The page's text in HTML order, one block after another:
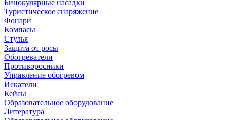
Бинокулярные насадки
Туристическое снаряжение
Фонари
Компасы
Стулья
Защита от росы
Обогреватели
Противоросники
Управление обогревом
Искатели
Кейсы
Образовательное оборудование
Литература